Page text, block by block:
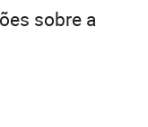
sobre a